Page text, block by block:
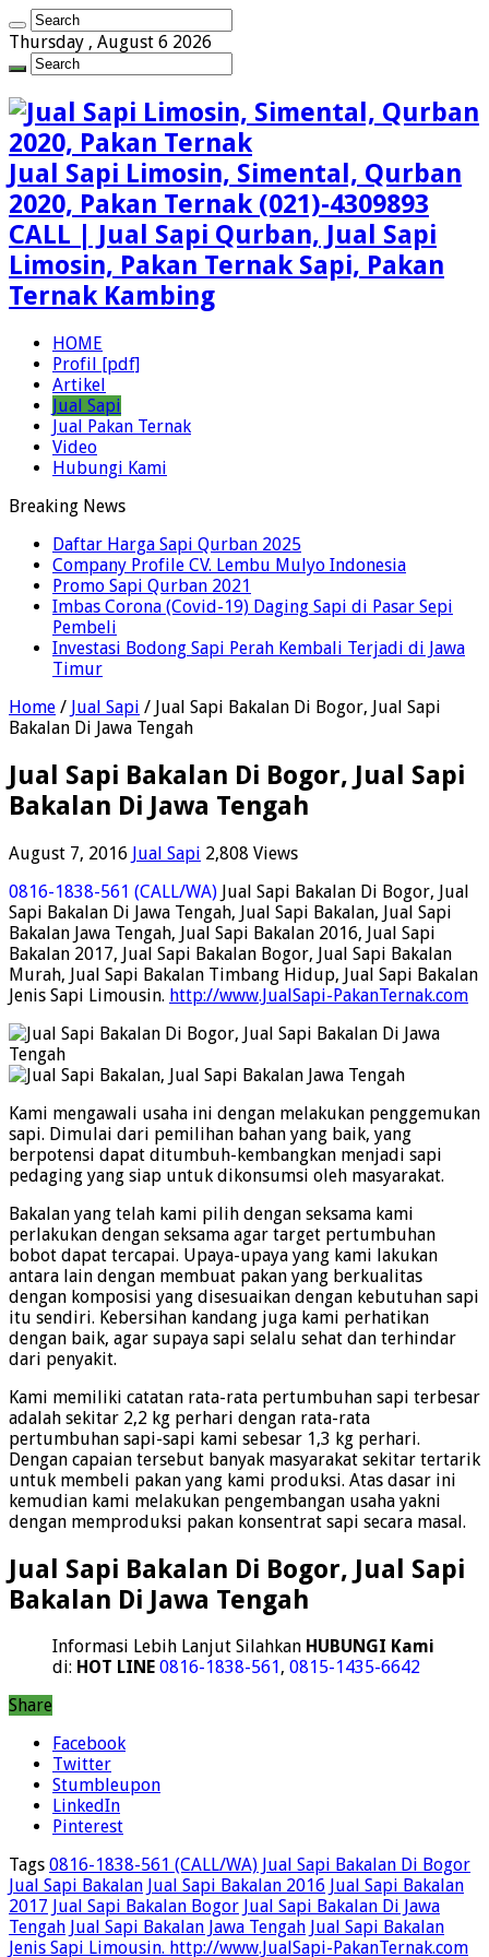
Thursday , August 6 2026
Jual Sapi Limosin, Simental, Qurban
2020, Pakan Ternak (021)-4309893
CALL | Jual Sapi Qurban, Jual Sapi
Limosin, Pakan Ternak Sapi, Pakan
Ternak Kambing
HOME
Profil [pdf]
Artikel
Jual Sapi
Jual Pakan Ternak
Video
Hubungi Kami
Breaking News
Daftar Harga Sapi Qurban 2025
Company Profile CV. Lembu Mulyo Indonesia
Promo Sapi Qurban 2021
Imbas Corona (Covid-19) Daging Sapi di Pasar Sepi
Pembeli
Investasi Bodong Sapi Perah Kembali Terjadi di Jawa
Timur
Home / Jual Sapi / Jual Sapi Bakalan Di Bogor, Jual Sapi
Bakalan Di Jawa Tengah
Jual Sapi Bakalan Di Bogor, Jual Sapi
Bakalan Di Jawa Tengah
August 7, 2016 Jual Sapi 2,808 Views
0816-1838-561 (CALL/WA) Jual Sapi Bakalan Di Bogor, Jual
Sapi Bakalan Di Jawa Tengah, Jual Sapi Bakalan, Jual Sapi
Bakalan Jawa Tengah, Jual Sapi Bakalan 2016, Jual Sapi
Bakalan 2017, Jual Sapi Bakalan Bogor, Jual Sapi Bakalan
Murah, Jual Sapi Bakalan Timbang Hidup, Jual Sapi Bakalan
Jenis Sapi Limousin. http://www.JualSapi-PakanTernak.com
Kami mengawali usaha ini dengan melakukan penggemukan
sapi. Dimulai dari pemilihan bahan yang baik, yang
berpotensi dapat ditumbuh-kembangkan menjadi sapi
pedaging yang siap untuk dikonsumsi oleh masyarakat.
Bakalan yang telah kami pilih dengan seksama kami
perlakukan dengan seksama agar target pertumbuhan
bobot dapat tercapai. Upaya-upaya yang kami lakukan
antara lain dengan membuat pakan yang berkualitas
dengan komposisi yang disesuaikan dengan kebutuhan sapi
itu sendiri. Kebersihan kandang juga kami perhatikan
dengan baik, agar supaya sapi selalu sehat dan terhindar
dari penyakit.
Kami memiliki catatan rata-rata pertumbuhan sapi terbesar
adalah sekitar 2,2 kg perhari dengan rata-rata
pertumbuhan sapi-sapi kami sebesar 1,3 kg perhari.
Dengan capaian tersebut banyak masyarakat sekitar tertarik
untuk membeli pakan yang kami produksi. Atas dasar ini
kemudian kami melakukan pengembangan usaha yakni
dengan memproduksi pakan konsentrat sapi secara masal.
Jual Sapi Bakalan Di Bogor, Jual Sapi
Bakalan Di Jawa Tengah
Informasi Lebih Lanjut Silahkan HUBUNGI Kami
di: HOT LINE 0816-1838-561 , 0815-1435-6642
Share
Facebook
Twitter
Stumbleupon
LinkedIn
Pinterest
Tags 0816-1838-561 (CALL/WA) Jual Sapi Bakalan Di Bogor
Jual Sapi Bakalan Jual Sapi Bakalan 2016 Jual Sapi Bakalan
2017 Jual Sapi Bakalan Bogor Jual Sapi Bakalan Di Jawa
Tengah Jual Sapi Bakalan Jawa Tengah Jual Sapi Bakalan
Jenis Sapi Limousin. http://www.JualSapi-PakanTernak.com